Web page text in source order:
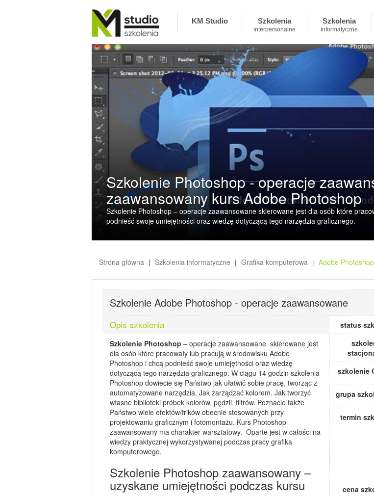
KM Studio – szkolenia, coaching zaprasza na
szkolenia interpersonalne, biznesowe,
informatyczne oraz coaching. Zapewniamy
najlepszych Trenerów i Ekspertów. Nie
odwołujemy szkoleń
KM Studio Szkolenia
interpersonalne
Szkolenia
informatyczne
Szkolenie Photoshop - operacje
zaawansowany kurs Adobe Photoshop
Szkolenie Photoshop – operacje zaawansowane skierowane jest dla osób które
podnieść swoje umiejętności oraz wiedzę dotyczącą tego narzędzia graficznego.
Strona główna Szkolenia informatyczne Grafika komputerowa Adobe
Szkolenie Adobe Photoshop - operacje zaawansowane
Opis szkolenia
Szkolenie Photoshop – operacje zaawansowane skierowane jest
dla osób które pracowały lub pracują w środowisku Adobe
Photoshop i chcą podnieść swoje umiejętności oraz wiedzę
dotyczącą tego narzędzia graficznego. W ciągu 14 godzin szkolenia
Photoshop dowiecie się Państwo jak ułatwić sobie pracę, tworząc z
automatyzowane narzędzia. Jak zarządzać kolorem. Jak tworzyć
własne biblioteki próbek kolorów, pędzli, filtrów. Poznacie także
Państwo wiele efektów/trików obecnie stosowanych przy
projektowaniu graficznym i fotomontażu. Kurs Photoshop
zaawansowany ma charakter warsztatowy. Oparte jest w całości na
wiedzy praktycznej wykorzystywanej podczas pracy grafika
komputerowego.
Szkolenie Photoshop zaawansowany –
uzyskane umiejętności podczas kursu
status
szkolenie
grupa
termin
cena